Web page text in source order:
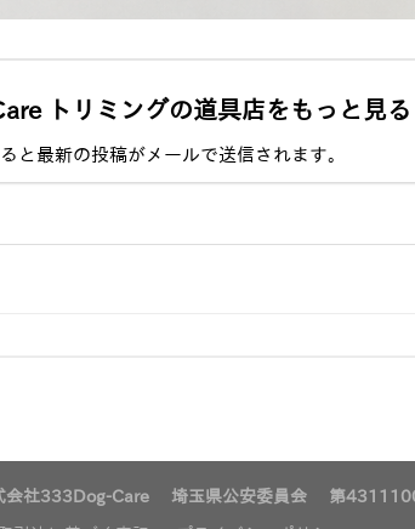
トリミングの道具店をもっと見る
と最新の投稿がメールで送信されます。
会社333Dog-Care 埼玉県公安委員会 第